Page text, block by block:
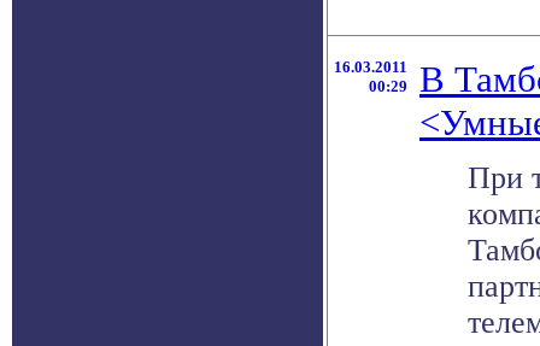
16.03.2011
00:29
В
При